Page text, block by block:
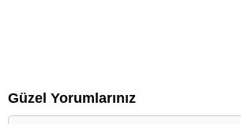
Güzel Yorumlarınız